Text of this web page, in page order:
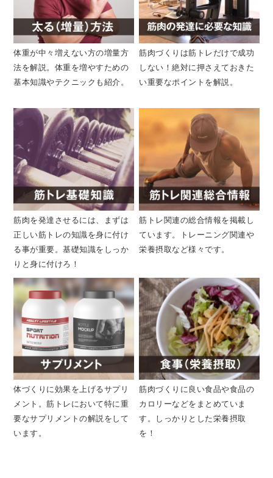
体重が中々増えない方の増量方
法を解説。体重を増やすための
基本知識やテクニックも紹介。
筋肉づくりは筋トレだけで成功
しない！絶対に押さえておきた
い重要なポイントを解説。
筋肉を発達させるには、まずは
正しい筋トレの知識を身に付け
る事が重要。基礎知識をしっか
りと身に付けろ！
筋トレ関連の総合情報を掲載し
ています。トレーニング関連や
栄養摂取など様々です。
体づくりに効果を上げるサプリ
メント。筋トレにおいて特に重
要なサプリメントの解説をして
います。
筋肉づくりに良い食品や食品の
カロリーなどをまとめていま
す。しっかりとした栄養摂取
を！